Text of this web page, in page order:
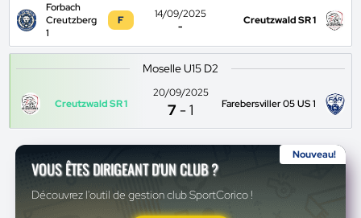
Forbach
Creutzberg
1
F
14/09/2025
-
Creutzwald SR 1
Moselle U15 D2
Creutzwald SR 1
20/09/2025
7 -1 Farebersviller 05 US 1
Nouveau!
VOUS ÊTES DIRIGEANT D'UN CLUB ?
Découvrez l'outil de gestion club SportCorico !